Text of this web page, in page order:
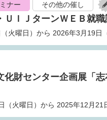
ナー その他の催し
ＵＩＪターンＷＥＢ就
火曜日）から 2026年3月19日
化財センター企画展「
（火曜日）から 2025年12月21